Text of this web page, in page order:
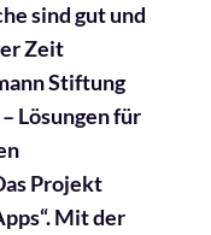
sind gut und
Zeit
Stiftung
Lösungen für
Projekt
Mit der